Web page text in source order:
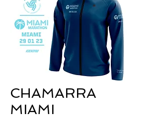
CHAMARRA
MIAMI